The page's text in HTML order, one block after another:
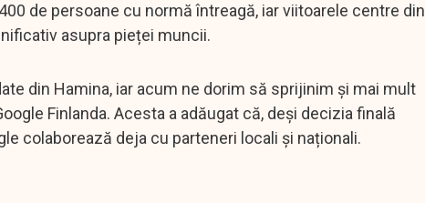
de persoane cu normă întreagă, iar viitoarele centre din
asupra pieței muncii.
din Hamina, iar acum ne dorim să sprijinim și mai mult
Finlanda. Acesta a adăugat că, deși decizia finală
colaborează deja cu parteneri locali și naționali.